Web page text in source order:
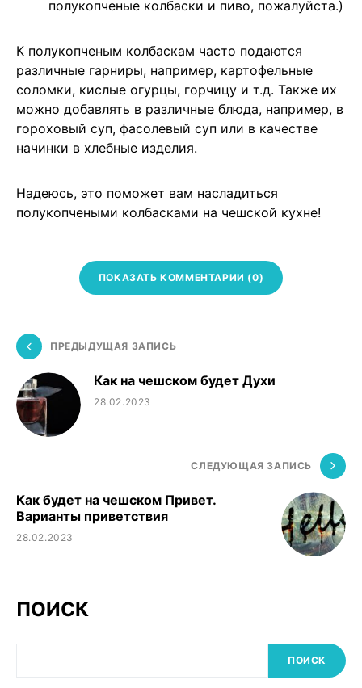
полукопченые колбаски и пиво, пожалуйста.)
К полукопченым колбаскам часто подаются
различные гарниры, например, картофельные
соломки, кислые огурцы, горчицу и т.д. Также их
можно добавлять в различные блюда, например, в
гороховый суп, фасолевый суп или в качестве
начинки в хлебные изделия.
Надеюсь, это поможет вам насладиться
полукопчеными колбасками на чешской кухне!
ПОКАЗАТЬ КОММЕНТАРИИ (0)
ПРЕДЫДУЩАЯ ЗАПИСЬ
Как на чешском будет Духи
28.02.2023
СЛЕДУЮЩАЯ ЗАПИСЬ
Как будет на чешском Привет.
Варианты приветствия
28.02.2023
ПОИСК
ПОИСК